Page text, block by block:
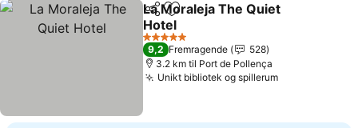
Del Føj til favoritter
La Moraleja The Quiet
Hotel
Se priser
5 Stjerner
9,2 Fremragende
528
3.2 km til Port de Pollença
Unikt bibliotek og spillerumSe priser